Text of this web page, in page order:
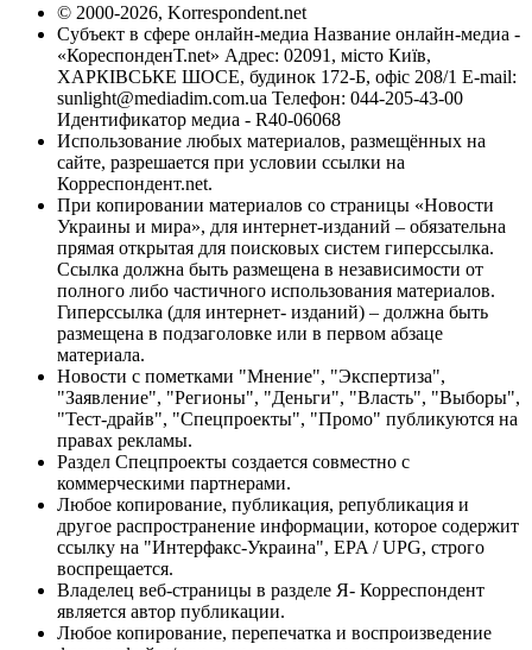
© 2000-2026, Korrespondent.net
Субъект в сфере онлайн-медиа Название онлайн-медиа -
«КореспонденТ.net» Адрес: 02091, місто Київ,
ХАРКІВСЬКЕ ШОСЕ, будинок 172-Б, офіс 208/1 E-mail:
sunlight@mediadim.com.ua Телефон: 044-205-43-00
Идентификатор медиа - R40-06068
Использование любых материалов, размещённых на
сайте, разрешается при условии ссылки на
Корреспондент.net.
При копировании материалов со страницы «Новости
Украины и мира», для интернет-изданий – обязательна
прямая открытая для поисковых систем гиперссылка.
Ссылка должна быть размещена в независимости от
полного либо частичного использования материалов.
Гиперссылка (для интернет- изданий) – должна быть
размещена в подзаголовке или в первом абзаце
материала.
Новости с пометками "Мнение", "Экспертиза",
"Заявление", "Регионы", "Деньги", "Власть", "Выборы",
"Тест-драйв", "Спецпроекты", "Промо" публикуются на
правах рекламы.
Раздел Спецпроекты создается совместно с
коммерческими партнерами.
Любое копирование, публикация, републикация и
другое распространение информации, которое содержит
ссылку на "Интерфакс-Украина", EPA / UPG, строго
воспрещается.
Владелец веб-страницы в разделе Я- Корреспондент
является автор публикации.
Любое копирование, перепечатка и воспроизведение